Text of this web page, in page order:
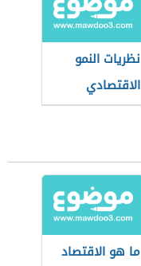
نظريات النمو
الاقتصادي
ما هو الاقتصاد